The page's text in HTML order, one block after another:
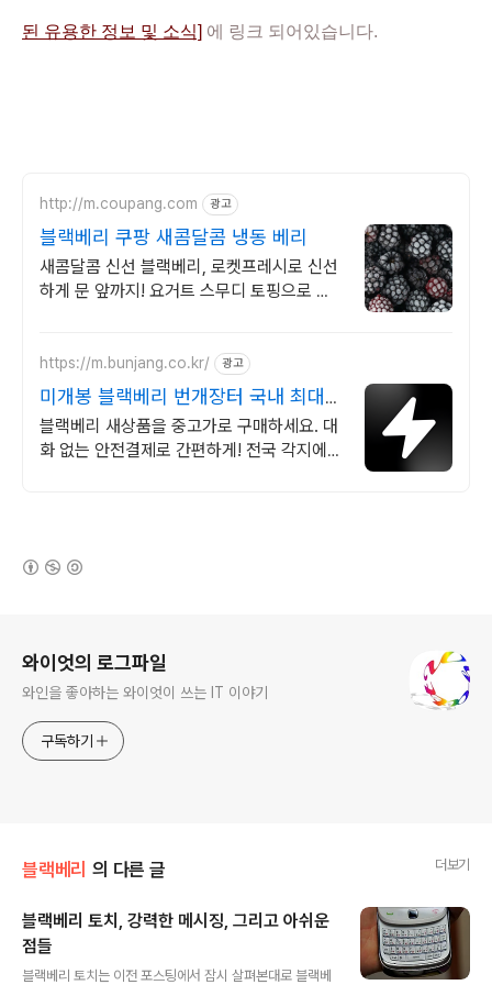
된 유용한 정보 및 소식] 에 링크 되어있습니다.
http://m.coupang.com 광고
블랙베리 쿠팡 새콤달콤 냉동 베리
새콤달콤 신선 블랙베리, 로켓프레시로 신선
하게 문 앞까지! 요거트 스무디 토핑으로 제
https://m.bunjang.co.kr/ 광고
미개봉 블랙베리 번개장터 국내 최대
브랜드 중고거래
블랙베리 새상품을 중고가로 구매하세요. 대
화 없는 안전결제로 간편하게! 전국 각지에서
와이엇의 로그파일
와인을 좋아하는 와이엇이 쓰는 IT 이야기
구독하기
블랙베리 의 다른 글 더보기
블랙베리 토치, 강력한 메시징, 그리고 아쉬운
점들
블랙베리 토치는 이전 포스팅에서 잠시 살펴본대로 블랙베